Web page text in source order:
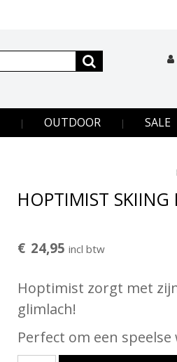
OUTDOOR SALE
HOPTIMIST SKIING
€ 24,95 incl btw
Hoptimist zorgt met
glimlach!
Perfect om een